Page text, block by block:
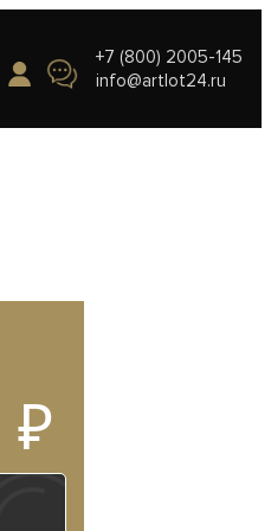
+7 (800) 2005-145
info@artlot24.ru
₽